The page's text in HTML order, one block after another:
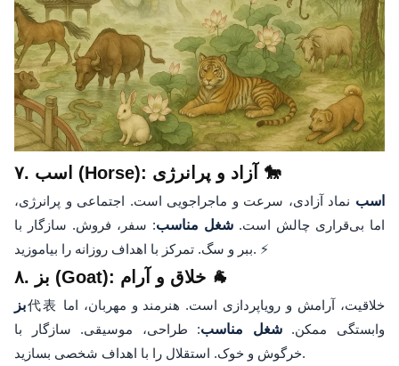
۷. اسب (Horse): آزاد و پرانرژی 🐎
اسب نماد آزادی، سرعت و ماجراجویی است. اجتماعی و پرانرژی،
اما بی‌قراری چالش است. شغل مناسب: سفر، فروش. سازگار با
ببر و سگ. تمرکز با اهداف روزانه را بیاموزید. ⚡
۸. بز (Goat): خلاق و آرام 🐐
بز代表 خلاقیت، آرامش و رویاپردازی است. هنرمند و مهربان، اما
وابستگی ممکن.شغل مناسب: طراحی، موسیقی. سازگار با
خرگوش و خوک. استقلال را با اهداف شخصی بسازید.